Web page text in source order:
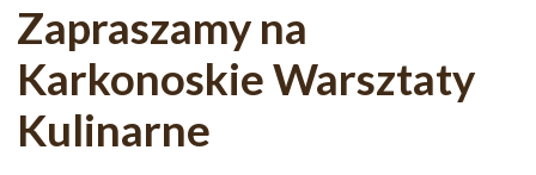
Zapraszamy na
Karkonoskie Warsztaty
Kulinarne